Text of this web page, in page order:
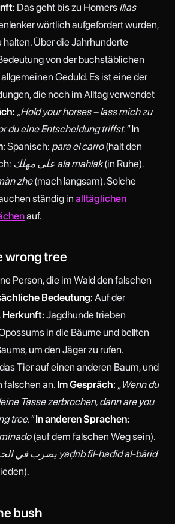
Das geht bis zu Homers Ilias
wörtlich aufgefordert wurden,
halten. Über die Jahrhunderte
von der buchstäblichen
Geduld. Es ist eine der
die noch im Alltag verwendet
„Hold your horses – lass mich zu
du eine Entscheidung triffst." In
Spanisch: para el carro(halt den
على مهلك ala mahlak(in Ruhe).
zhe(mach langsam). Solche
ständig in alltäglichen
auf.
wrong tree
Person, die im Wald den falschen
Bedeutung: Auf der
Herkunft: Jagdhunde trieben
in die Bäume und bellten
um den Jäger zu rufen.
Tier auf einen anderen Baum, und
falschen an. Im Gespräch: „Wenn du
Tasse zerbrochen, dann are you
tree." In anderen Sprachen:
(auf dem falschen Weg sein).
يضرب في الحديد البارد yaḍrib fil-ḥadīd al-bārid
bush